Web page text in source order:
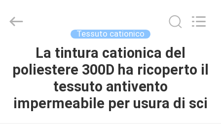
PRODOTTI
CIRCA
Textile
Co.,Ltd.
Tessuto cationico
La tintura cationica del
poliestere 300D ha ricoperto il
tessuto antivento
impermeabile per usura di sci